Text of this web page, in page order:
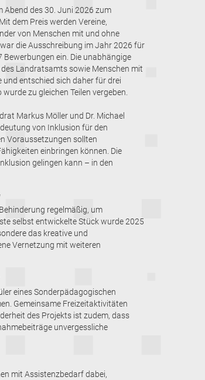
Abend des 30. Juni 2026 zum
dem Preis werden Vereine,
von Menschen mit und ohne
die Ausschreibung im Jahr 2026 für
ein. Die unabhängige
Landratsamts sowie Menschen mit
entschied sich daher für drei
zu gleichen Teilen vergeben.
Markus Möller und Dr. Michael
von Inklusion für den
Voraussetzungen sollten
einbringen können. Die
gelingen kann – in den
regelmäßig, um
selbst entwickelte Stück wurde 2025
das kreative und
Vernetzung mit weiteren
eines Sonderpädagogischen
Gemeinsame Freizeitaktivitäten
des Projekts ist zudem, dass
unvergessliche
mit Assistenzbedarf dabei,